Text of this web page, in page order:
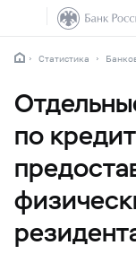
Статистика
по